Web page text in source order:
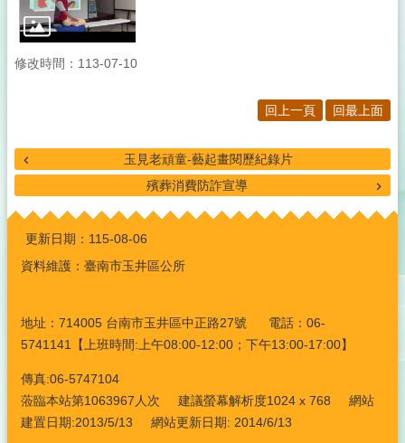
修改時間：113-07-10
回上一頁 回最上面
玉見老頑童-藝起畫閱歷紀錄片
殯葬消費防詐宣導
:::
更新日期： 115-08-06
資料維護：臺南市玉井區公所
地址：714005 台南市玉井區中正路27號 電話：06-
5741141【上班時間:上午08:00-12:00；下午13:00-17:00】
傳真:06-5747104
蒞臨本站第1063967人次 建議螢幕解析度1024 x 768 網站
建置日期:2013/5/13 網站更新日期: 2014/6/13